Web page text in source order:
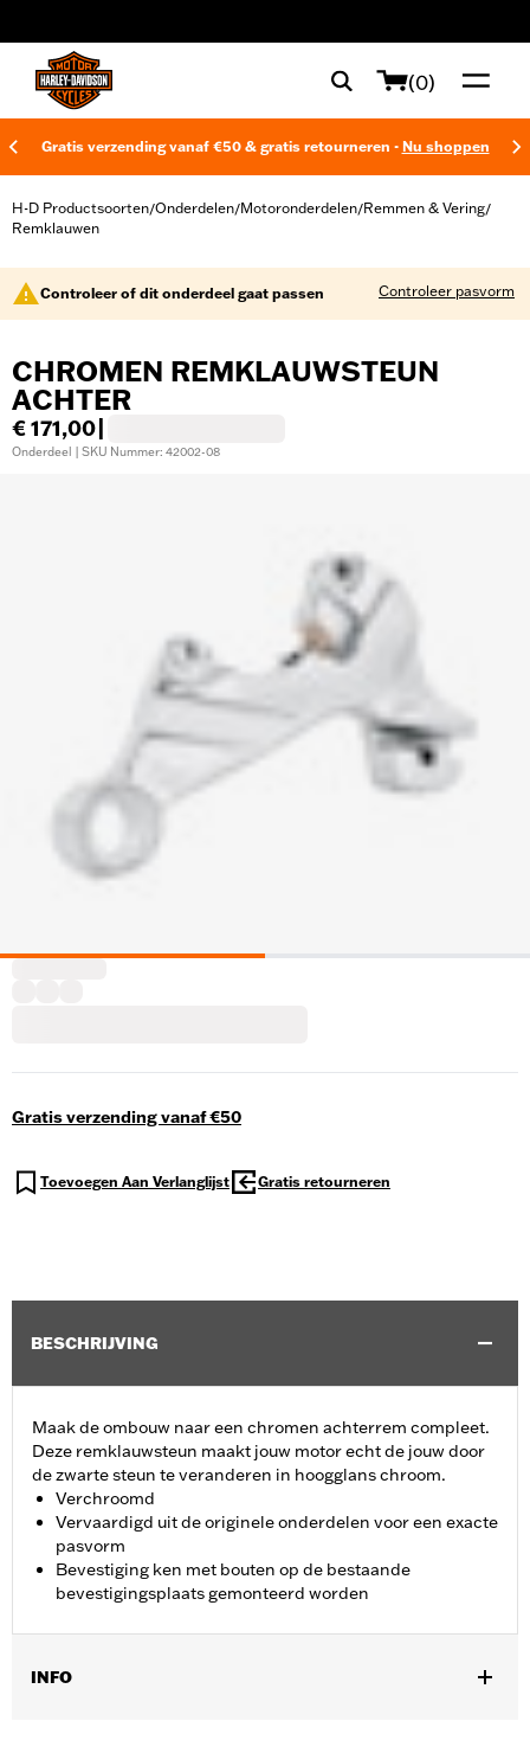
(0)
Gratis verzending vanaf €50 & gratis retourneren - Nu shoppen
H-D Productsoorten/Onderdelen/Motoronderdelen/Remmen & Vering/
Remklauwen
Controleer of dit onderdeel gaat passen Controleer pasvorm
CHROMEN REMKLAUWSTEUN
ACHTER
€ 171,00
Onderdeel | SKU Nummer: 42002-08
Gratis verzending vanaf €50
Toevoegen Aan Verlanglijst Gratis retourneren
BESCHRIJVING
Maak de ombouw naar een chromen achterrem compleet.
Deze remklauwsteun maakt jouw motor echt de jouw door
de zwarte steun te veranderen in hoogglans chroom.
Verchroomd
Vervaardigd uit de originele onderdelen voor een exacte
pasvorm
Bevestiging ken met bouten op de bestaande
bevestigingsplaats gemonteerd worden
INFO